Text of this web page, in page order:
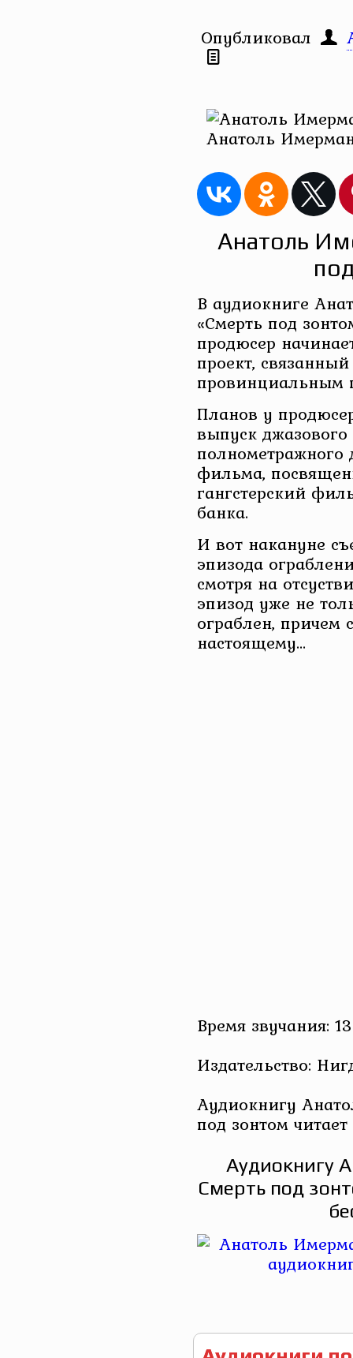
Опубликовал
Анатоль
Анатоль
В аудиокниге
«Смерть под
продюсер
проект,
провинциальным
Планов у
выпуск
полнометражного
фильма,
гангстерский
банка.
И вот накануне
эпизода
смотря на
эпизод уже не
ограблен, причем
настоящему…
Время звучания:
Издательство:
Аудиокнигу
под зонтом
Аудиокнигу
Смерть под